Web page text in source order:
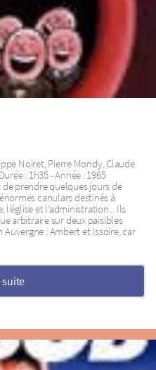
Noiret, Pierre Mondy, Claude
: 1h35 - Année : 1965
prendre quelques jours de
canulars destinés à
et l’administration... Ils
arbitraire sur deux paisibles
: Ambert et Issoire, car
suite